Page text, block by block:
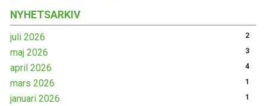
NYHETSARKIV
juli 2026 2
maj 2026 3
april 2026 4
mars 2026 1
januari 2026 1